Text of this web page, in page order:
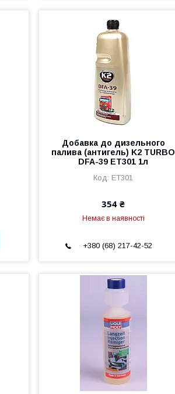
Добавка до дизельного
палива (антигель) K2 TURBO
DFA-39 ET301 1л
ET301
354 ₴
Немає в наявності
+380 (68) 217-42-52